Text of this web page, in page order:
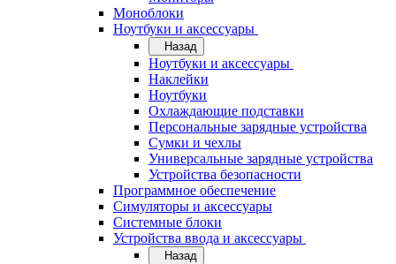
Моноблоки
Ноутбуки и аксессуары
Назад
Ноутбуки и аксессуары
Наклейки
Ноутбуки
Охлаждающие подставки
Персональные зарядные устройства
Сумки и чехлы
Универсальные зарядные устройства
Устройства безопасности
Программное обеспечение
Симуляторы и аксессуары
Системные блоки
Устройства ввода и аксессуары
Назад